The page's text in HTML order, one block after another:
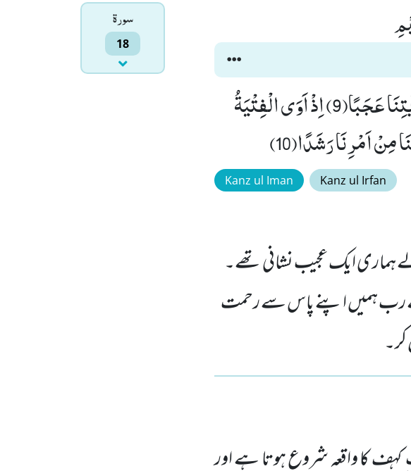
سورۃ
18
اَمْ حَسِبْتَ اَنَّ اَصْحٰبَ الْـكَهْفِ وَ الرَّقِیْمِ كَانُوْا مِنْ اٰیٰتِنَا عَجَبًا(9) اِذْ اَوَى الْفِتْیَةُ
اَمْرِنَا رَشَدًا(10)
Kanz ul Iman Kanz ul Irfan
ہماری ایک عجیب نشانی تھے۔
رب ہمیں اپنے پاس سے رحمت
کا واقعہ شروع ہوتا ہے اور